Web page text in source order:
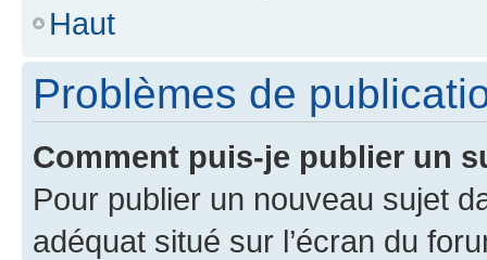
Haut
Problèmes de
Comment puis-je publier un
Pour publier un nouveau sujet
adéquat situé sur l’écran du